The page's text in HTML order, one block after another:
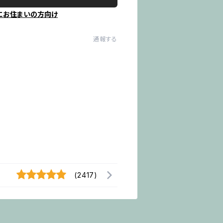
お住まいの方向け
通報する
(2417)